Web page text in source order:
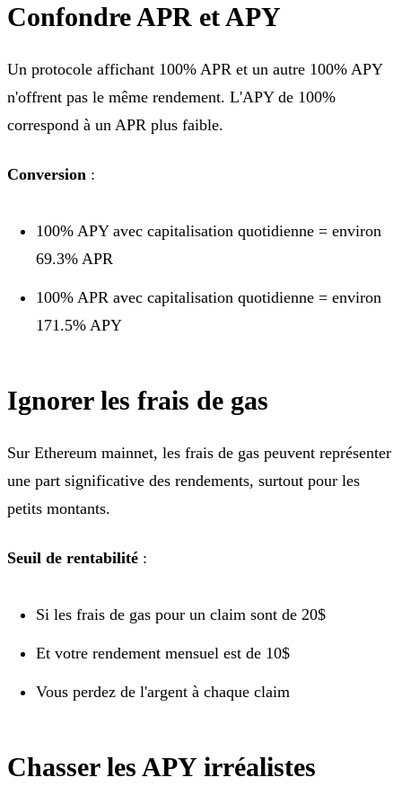
Confondre APR et APY
Un protocole affichant 100% APR et un autre 100% APY
n'offrent pas le même rendement. L'APY de 100%
correspond à un APR plus faible.
Conversion :
100% APY avec capitalisation quotidienne = environ
69.3% APR
100% APR avec capitalisation quotidienne = environ
171.5% APY
Ignorer les frais de gas
Sur Ethereum mainnet, les frais de gas peuvent représenter
une part significative des rendements, surtout pour les
petits montants.
Seuil de rentabilité :
Si les frais de gas pour un claim sont de 20$
Et votre rendement mensuel est de 10$
Vous perdez de l'argent à chaque claim
Chasser les APY irréalistes